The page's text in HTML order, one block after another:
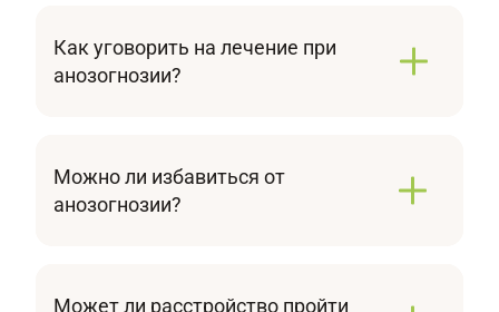
Как уговорить на лечение при
анозогнозии?
анозогнозии может помочь пациенту принять
решение в пользу выздоровления.
Можно ли избавиться от
анозогнозии?
Может ли расстройство пройти